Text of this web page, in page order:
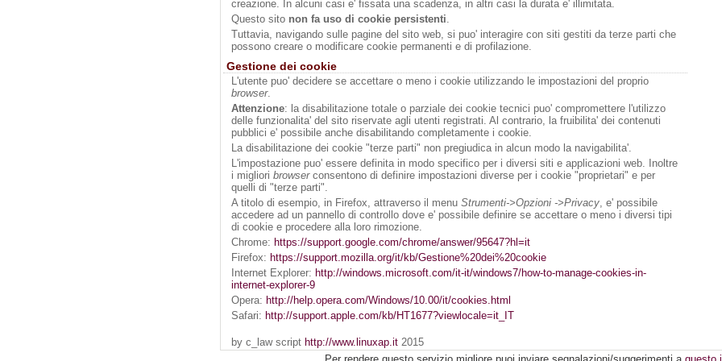
creazione. In alcuni casi e' fissata una scadenza, in altri casi la durata e' illimitata.
Questo sito non fa uso di cookie persistenti.
Tuttavia, navigando sulle pagine del sito web, si puo' interagire con siti gestiti da terze parti che
possono creare o modificare cookie permanenti e di profilazione.
Gestione dei cookie
L'utente puo' decidere se accettare o meno i cookie utilizzando le impostazioni del proprio
browser.
Attenzione: la disabilitazione totale o parziale dei cookie tecnici puo' compromettere l'utilizzo
delle funzionalita' del sito riservate agli utenti registrati. Al contrario, la fruibilita' dei contenuti
pubblici e' possibile anche disabilitando completamente i cookie.
La disabilitazione dei cookie "terze parti" non pregiudica in alcun modo la navigabilita'.
L'impostazione puo' essere definita in modo specifico per i diversi siti e applicazioni web. Inoltre
i migliori browserconsentono di definire impostazioni diverse per i cookie "proprietari" e per
quelli di "terze parti".
A titolo di esempio, in Firefox, attraverso il menu Strumenti->Opzioni ->Privacy, e' possibile
accedere ad un pannello di controllo dove e' possibile definire se accettare o meno i diversi tipi
di cookie e procedere alla loro rimozione.
Chrome: https://support.google.com/chrome/answer/95647?hl=it
Firefox: https://support.mozilla.org/it/kb/Gestione%20dei%20cookie
Internet Explorer: http://windows.microsoft.com/it-it/windows7/how-to-manage-cookies-in-
internet-explorer-9
Opera: http://help.opera.com/Windows/10.00/it/cookies.html
Safari: http://support.apple.com/kb/HT1677?viewlocale=it_IT
by c_law script http://www.linuxap.it 2015